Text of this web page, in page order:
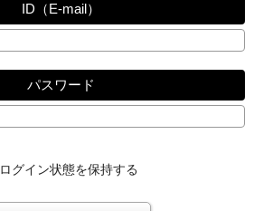
ID（E-mail）
パスワード
ログイン状態を保持する